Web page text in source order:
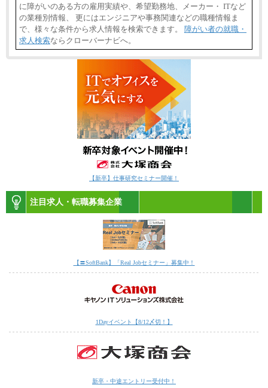
に障がいのある方の雇用実績や、希望勤務地、メーカー・ ITなど
の業種別情報、 更にはエンジニアや事務関連などの職種情報ま
で、様々な条件から求人情報を検索できます。 障がい者の就職・
求人検索ならクローバーナビへ。
【新卒】仕事研究セミナー開催！
注目求人・転職募集企業
【〓SoftBank】「Real Jobセミナー」募集中！
1Dayイベント【8/12〆切！】
新卒・中途エントリー受付中！